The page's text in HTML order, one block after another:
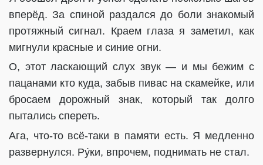
вперёд. За спиной раздался до боли знакомый
протяжный сигнал. Краем глаза я заметил, как
мигнули красные и синие огни.
О, этот ласкающий слух звук — и мы бежим с
пацанами кто куда, забыв пивас на скамейке, или
бросаем дорожный знак, который так долго
пытались спереть.
Ага, что-то всё-таки в памяти есть. Я медленно
развернулся. Ру́ки, впрочем, поднимать не стал.